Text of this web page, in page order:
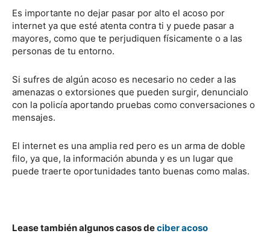
Es importante no dejar pasar por alto el acoso por
internet ya que esté atenta contra ti y puede pasar a
mayores, como que te perjudiquen físicamente o a las
personas de tu entorno.
Si sufres de algún acoso es necesario no ceder a las
amenazas o extorsiones que pueden surgir, denuncialo
con la policía aportando pruebas como conversaciones o
mensajes.
El internet es una amplia red pero es un arma de doble
filo, ya que, la información abunda y es un lugar que
puede traerte oportunidades tanto buenas como malas.
Lease también algunos casos deciber acoso